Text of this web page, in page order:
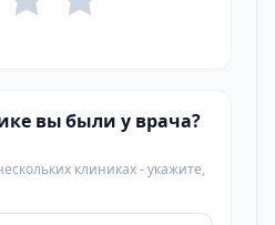
вы были у врача?
клиниках - укажите,